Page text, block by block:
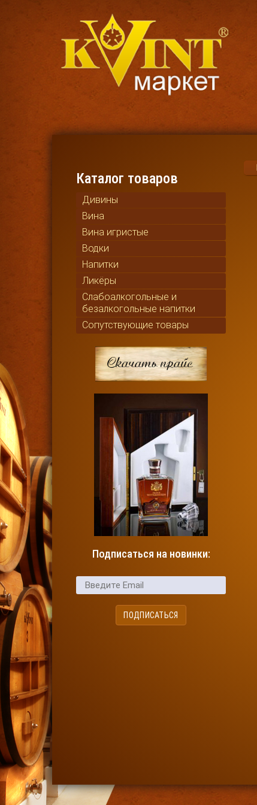
Каталог товаров
Дивины
Вина
Вина игристые
Водки
Напитки
Ликёры
Слабоалкогольные и
безалкогольные напитки
Сопутствующие товары
Подписаться на новинки: